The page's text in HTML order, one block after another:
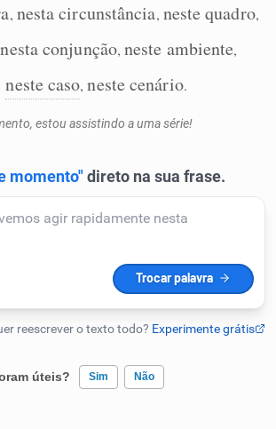
, nesta circunstância, neste quadro,
nesta conjunção, neste ambiente,
neste caso,neste cenário.
estou assistindo a uma série!
úteis? Sim Não